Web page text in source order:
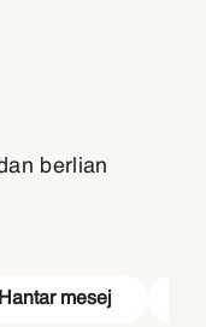
berlian
Hantar mesej